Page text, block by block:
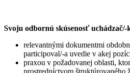
Svoju odbornú skúsenosť uchádzač/-
relevantnými dokumentmi
participoval/-a uvedie v akej
praxou v požadovanej oblasti,
prostredníctvom štruktúrovaného